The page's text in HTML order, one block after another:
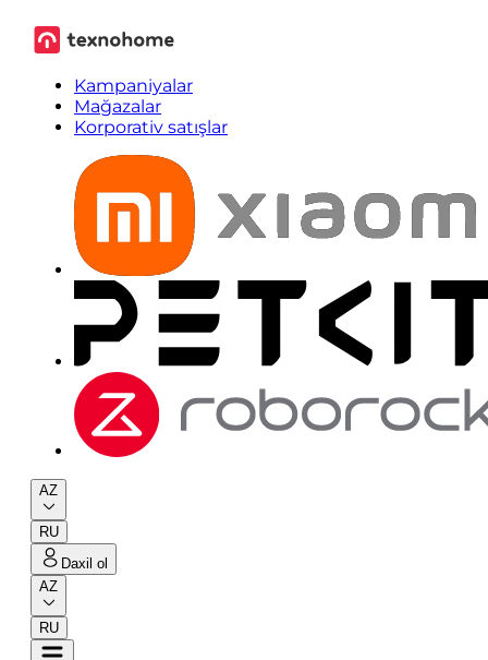
Kampaniyalar
Mağazalar
Korporativ satışlar
AZ
RU
Daxil ol
AZ
RU